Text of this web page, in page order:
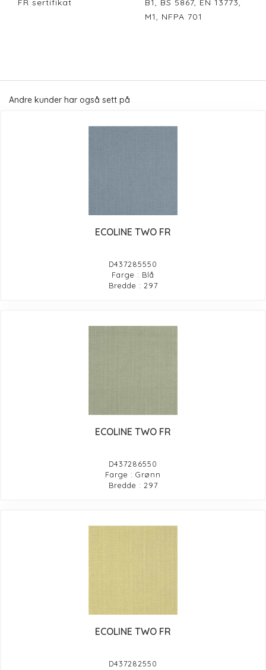
FR sertifikat
B1, BS 5867, EN 13773,
M1, NFPA 701
Andre kunder har også sett på
ECOLINE TWO FR
D437285550
Farge : Blå
Bredde : 297
ECOLINE TWO FR
D437286550
Farge : Grønn
Bredde : 297
ECOLINE TWO FR
D437282550